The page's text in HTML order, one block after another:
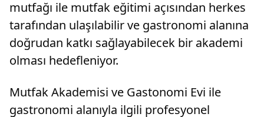
mutfağı ile mutfak eğitimi açısından herkes
tarafından ulaşılabilir ve gastronomi alanına
doğrudan katkı sağlayabilecek bir akademi
olması hedefleniyor.
Mutfak Akademisi ve Gastonomi Evi ile
gastronomi alanıyla ilgili profesyonel